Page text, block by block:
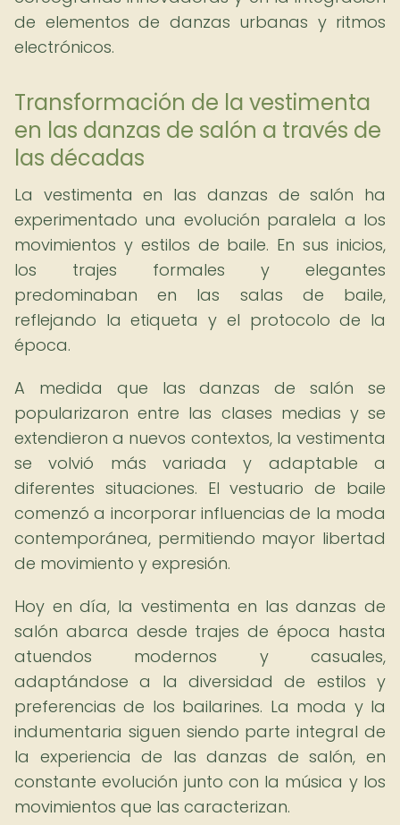
de elementos de danzas urbanas y ritmos
electrónicos.
Transformación de la vestimenta
en las danzas de salón a través de
las décadas
La vestimenta en las danzas de salón ha
experimentado una evolución paralela a los
movimientos y estilos de baile. En sus inicios,
los trajes formales y elegantes
predominaban en las salas de baile,
reflejando la etiqueta y el protocolo de la
época.
A medida que las danzas de salón se
popularizaron entre las clases medias y se
extendieron a nuevos contextos, la vestimenta
se volvió más variada y adaptable a
diferentes situaciones. El vestuario de baile
comenzó a incorporar influencias de la moda
contemporánea, permitiendo mayor libertad
de movimiento y expresión.
Hoy en día, la vestimenta en las danzas de
salón abarca desde trajes de época hasta
atuendos modernos y casuales,
adaptándose a la diversidad de estilos y
preferencias de los bailarines. La moda y la
indumentaria siguen siendo parte integral de
la experiencia de las danzas de salón, en
constante evolución junto con la música y los
movimientos que las caracterizan.